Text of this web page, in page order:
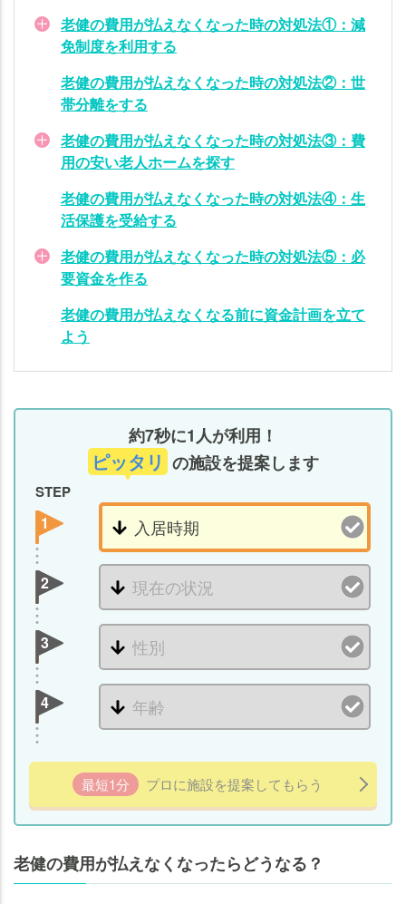
老健の費用が払えなくなった時の対処法①：減
免制度を利用する
老健の費用が払えなくなった時の対処法②：世
帯分離をする
老健の費用が払えなくなった時の対処法③：費
用の安い老人ホームを探す
老健の費用が払えなくなった時の対処法④：生
活保護を受給する
老健の費用が払えなくなった時の対処法⑤：必
要資金を作る
老健の費用が払えなくなる前に資金計画を立て
よう
約7秒に1人が利用！
ピッタリ の施設を提案します
STEP
1
2
3
4
最短1分 プロに施設を提案してもらう
処法
③：
の安
い老
人ホ
ーム
す
の費
用が
なく
なっ
た時
処法
を受
給す
老健
の費
払え
た時
⑤：
必要
資金
る
老健の費用が払えなくなったらどうなる？